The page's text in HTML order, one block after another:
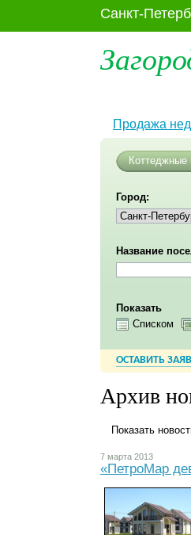
Санкт-
Продажа
Коттеджные
Город:
Название
Показать
Списком
ОСТАВИТЬ
Архив
Показать
7 марта 2013
«ПетроМар